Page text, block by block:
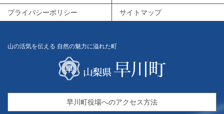
プライバシーポリシー サイトマップ
山の活気を伝える 自然の魅力に溢れた町
早川町役場へのアクセス方法